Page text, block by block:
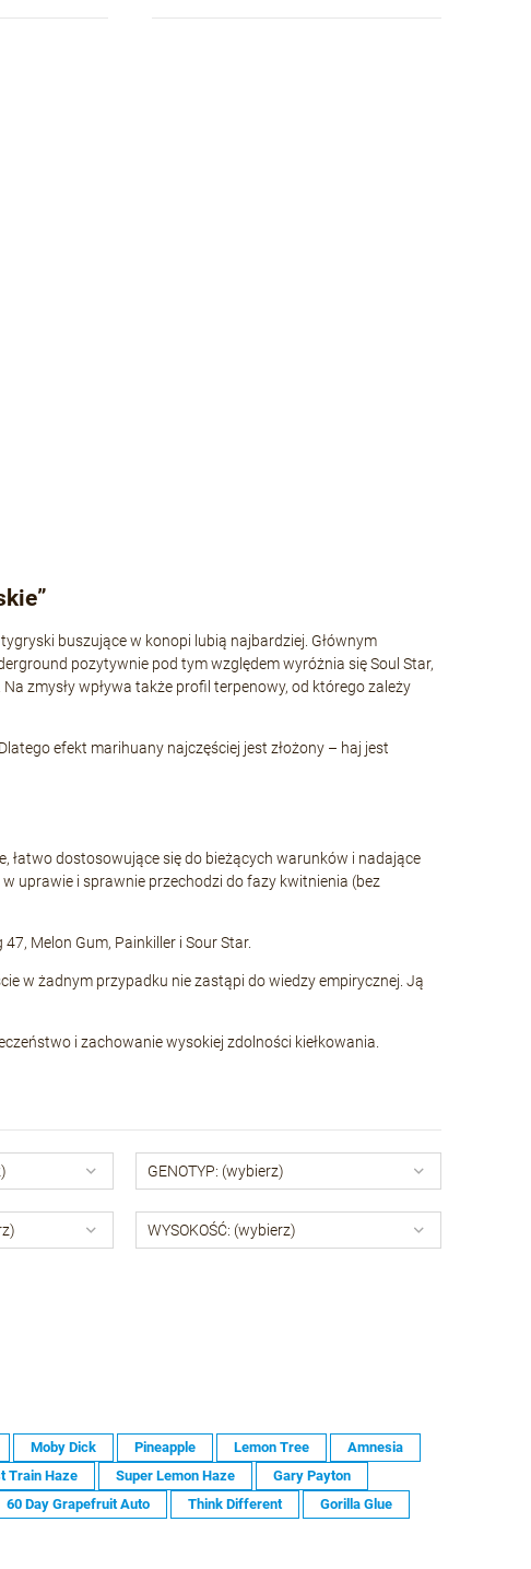
buszujące w konopi lubią najbardziej. Głównym
pozytywnie pod tym względem wyróżnia się Soul Star,
zmysły wpływa także profil terpenowy, od którego zależy
efekt marihuany najczęściej jest złożony – haj jest
łatwo dostosowujące się do bieżących warunków i nadające
uprawie i sprawnie przechodzi do fazy kwitnienia (bez
Melon Gum, Painkiller i Sour Star.
w żadnym przypadku nie zastąpi do wiedzy empirycznej. Ją
i zachowanie wysokiej zdolności kiełkowania.
GENOTYP: (wybierz)
WYSOKOŚĆ: (wybierz)
Moby Dick Pineapple Lemon Tree
Amnesia
Train Haze Super Lemon Haze
Gary Payton
60 Day Grapefruit Auto Think Different
Gorilla Glue